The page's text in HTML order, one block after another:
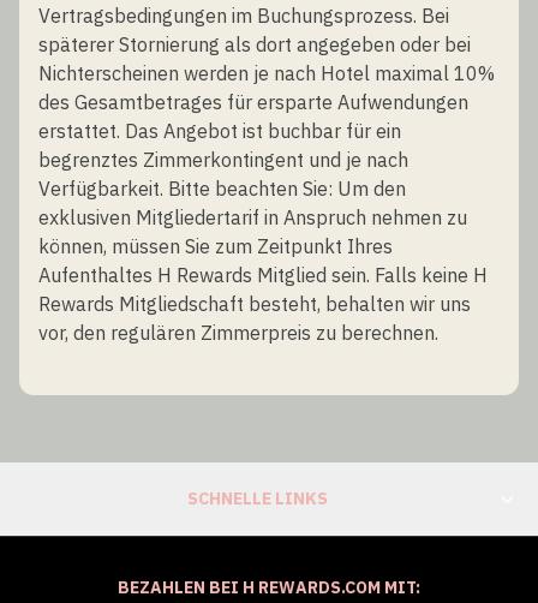
Vertragsbedingungen im Buchungsprozess. Bei
späterer Stornierung als dort angegeben oder bei
Nichterscheinen werden je nach Hotel maximal 10%
des Gesamtbetrages für ersparte Aufwendungen
erstattet. Das Angebot ist buchbar für ein
begrenztes Zimmerkontingent und je nach
Verfügbarkeit. Bitte beachten Sie: Um den
exklusiven Mitgliedertarif in Anspruch nehmen zu
können, müssen Sie zum Zeitpunkt Ihres
Aufenthaltes H Rewards Mitglied sein. Falls keine H
Rewards Mitgliedschaft besteht, behalten wir uns
vor, den regulären Zimmerpreis zu berechnen.
SCHNELLE LINKS
BEZAHLEN BEI H REWARDS.COM MIT: